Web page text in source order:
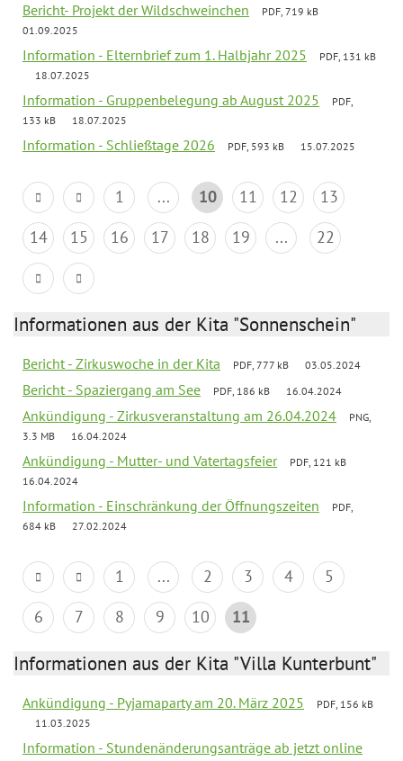
Bericht- Projekt der Wildschweinchen
PDF, 719 kB
01.09.2025
Information - Elternbrief zum 1. Halbjahr 2025
PDF, 131 kB
18.07.2025
Information - Gruppenbelegung ab August 2025
PDF,
133 kB
18.07.2025
Information - Schließtage 2026 PDF, 593 kB 15.07.2025
1 ... 10 11 12
13
14
15 16 17 18 19 ... 22
Informationen aus der Kita "Sonnenschein"
Bericht - Zirkuswoche in der Kita PDF, 777 kB 03.05.2024
Bericht - Spaziergang am See PDF, 186 kB 16.04.2024
Ankündigung - Zirkusveranstaltung am 26.04.2024
PNG,
3.3 MB
16.04.2024
Ankündigung - Mutter- und Vatertagsfeier
PDF, 121 kB
16.04.2024
Information - Einschränkung der Öffnungszeiten
PDF,
684 kB
27.02.2024
1 ... 2 3 4
5
6
7 8 9 10 11
Informationen aus der Kita "Villa Kunterbunt"
Ankündigung - Pyjamaparty am 20. März 2025
PDF, 156 kB
11.03.2025
Information - Stundenänderungsanträge ab jetzt online